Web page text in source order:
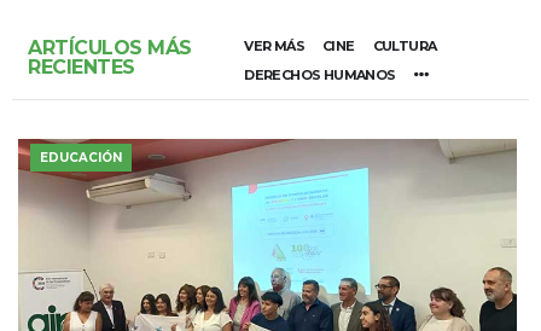
ARTÍCULOS MÁS
RECIENTES
VER MÁS CINE
CULTURA
DERECHOS HUMANOS
EDUCACIÓN